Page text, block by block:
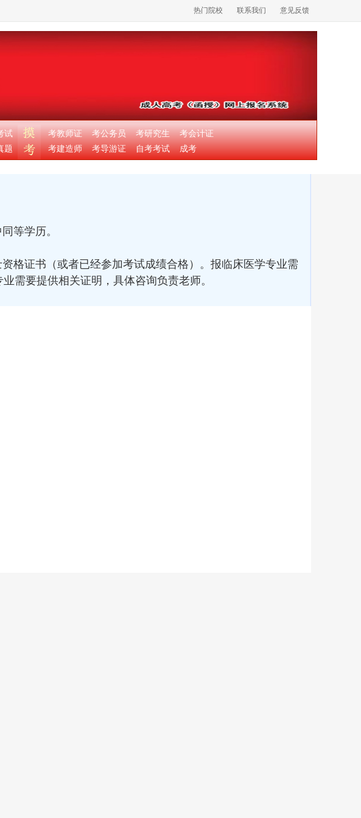
热门院校 联系我们 意见反馈
试
题
考教师证 考公务员 考研究生
考会计证
考建造师
考导游证 自考考试 成考
等学历。
格证书（或者已经参加考试成绩合格）。报临床医学专业需
需要提供相关证明，具体咨询负责老师。